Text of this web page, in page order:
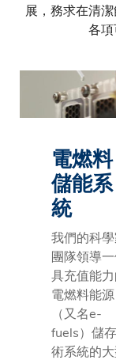
展，務求在清
各項
電燃料
儲能系
統
我們的科
團隊領導
具充值能
電燃料能源
（又名e-
fuels）儲
術系統的